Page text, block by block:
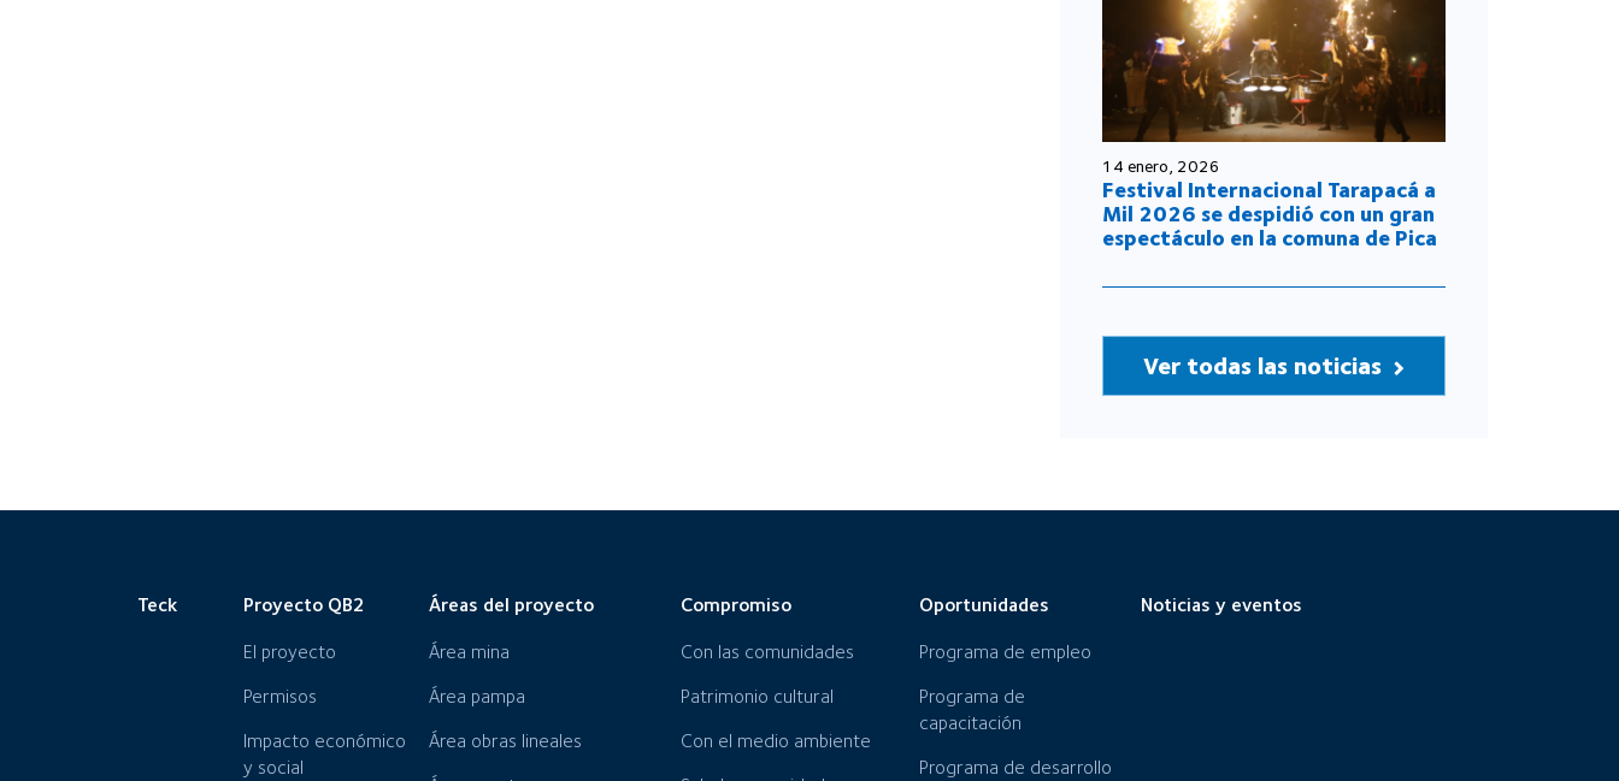
14 enero, 2026
Festival Internacional Tarapacá a
Mil 2026 se despidió con un gran
espectáculo en la comuna de Pica
Ver todas las noticias
Teck Proyecto QB2
El proyecto
Permisos
Impacto económico
y social
Áreas del proyecto
Área mina
Área pampa
Área obras lineales
Compromiso
Con las comunidades
Patrimonio cultural
Con el medio ambiente
Oportunidades
Programa de empleo
Programa de
capacitación
Programa de desarrollo
Noticias y eventos